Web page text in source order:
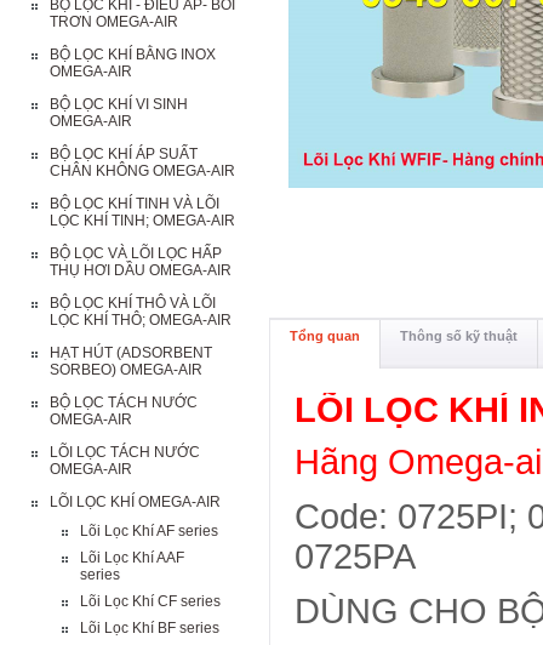
BỘ LỌC KHÍ - ĐIỀU ÁP- BÔI
TRƠN OMEGA-AIR
BỘ LỌC KHÍ BẰNG INOX
OMEGA-AIR
BỘ LỌC KHÍ VI SINH
OMEGA-AIR
BỘ LỌC KHÍ ÁP SUẤT
CHÂN KHÔNG OMEGA-AIR
BỘ LỌC KHÍ TINH VÀ LÕI
LỌC KHÍ TINH; OMEGA-AIR
BỘ LỌC VÀ LÕI LỌC HẤP
THỤ HƠI DẦU OMEGA-AIR
BỘ LỌC KHÍ THÔ VÀ LÕI
LỌC KHÍ THÔ; OMEGA-AIR
HẠT HÚT (ADSORBENT
SORBEO) OMEGA-AIR
BỘ LỌC TÁCH NƯỚC
OMEGA-AIR
LÕI LỌC TÁCH NƯỚC
OMEGA-AIR
LÕI LỌC KHÍ OMEGA-AIR
Lõi Lọc Khí AF series
Lõi Lọc Khí AAF
series
Lõi Lọc Khí CF series
Lõi Lọc Khí BF series
Tổng quan Thông số kỹ thuật
LÕI LỌC KHÍ
Hãng Omega-
Code: 0725PI;
0725PA
DÙNG CHO